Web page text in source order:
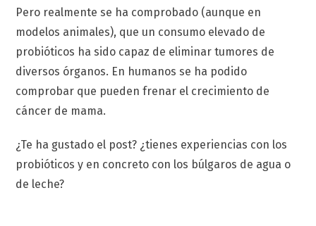
Pero realmente se ha comprobado (aunque en
modelos animales), que un consumo elevado de
probióticos ha sido capaz de eliminar tumores de
diversos órganos. En humanos se ha podido
comprobar que pueden frenar el crecimiento de
cáncer de mama.
¿Te ha gustado el post? ¿tienes experiencias con los
probióticos y en concreto con los búlgaros de agua o
de leche?